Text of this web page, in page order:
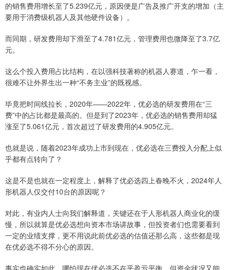
的销售费用增长至了5.239亿元，原因便是广告及推广开支的增加（主
要用于消费级机器人及其他硬件设备）。
而同期，研发费用却下滑至了4.781亿元，管理费用也微降至了3.7亿
元。
这么个投入费用占比结构，在以强科技著称的机器人赛道，乍一看，
很难不让外界生出一种“不务主业”的既视感。
毕竟把时间线拉长，2020年——2022年，优必选的研发费用在“三
费”中的占比都是最高的。但是到了2023年，优必选的销售费用却猛
涨至了5.061亿元，首次超过了研发费用的4.905亿元。
也就是说，随着2023年成功上市到现在，优必选在三费投入分配上似
乎都有点转向了？
这是不是也就在一定程度上，解释了优必选四上春晚不火，2024年人
形机器人仅交付10台的原因呢？
对此，有业内人士向我们解释道，关键还在于人形机器人商业化的缓
慢，所以就算是优必选想向资本市场讲故事，但投资者们也需要看到
一定的业绩支撑，更不用说此前优必选的估值还那么高，这些都是现
在优必选不得不分心的原因。